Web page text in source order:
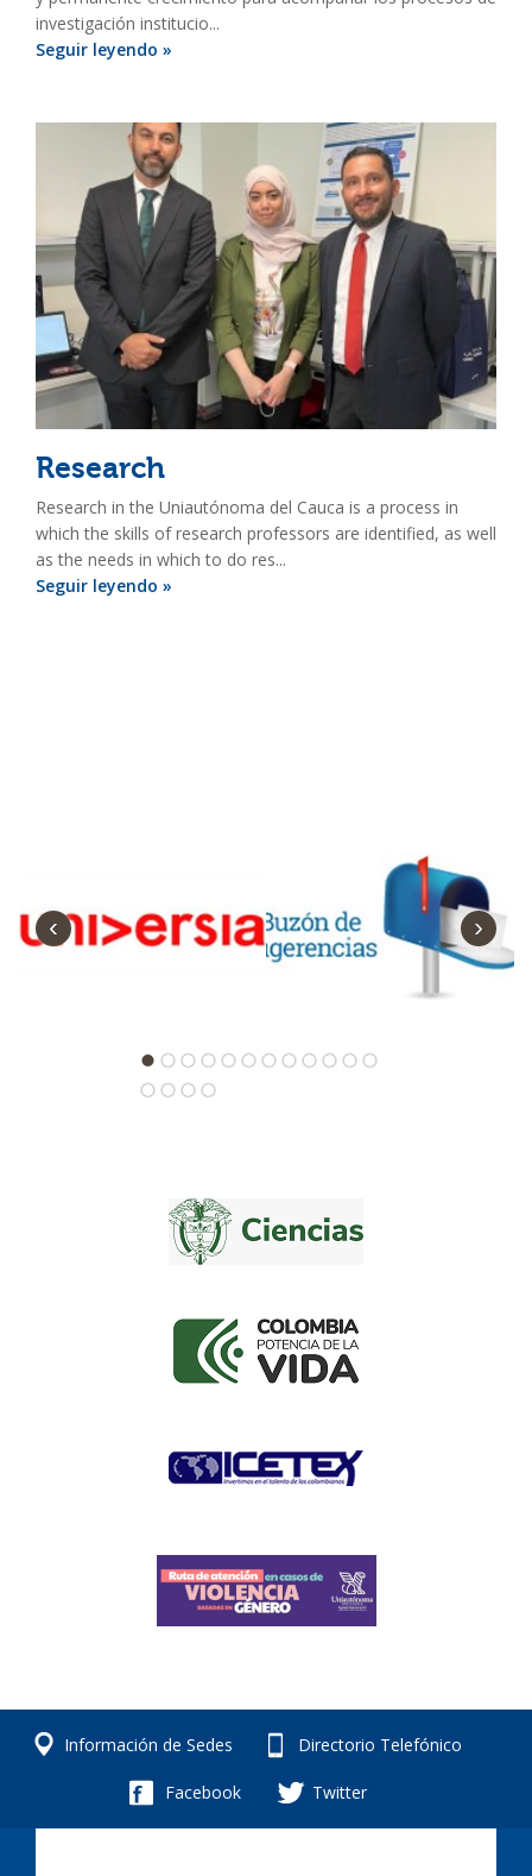
investigación institucio...
Seguir leyendo »
Research
Research in the Uniautónoma del Cauca is a process in
which the skills of research professors are identified, as well
as the needs in which to do res...
Seguir leyendo »
‹ ›
Información de Sedes Directorio Telefónico
Facebook Twitter